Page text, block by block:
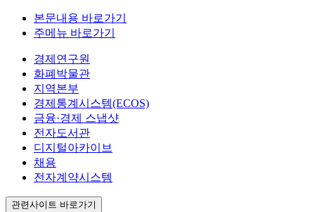
본문내용 바로가기
주메뉴 바로가기
경제연구원
화폐박물관
지역본부
경제통계시스템(ECOS)
금융·경제 스냅샷
전자도서관
디지털아카이브
채용
전자계약시스템
관련사이트 바로가기